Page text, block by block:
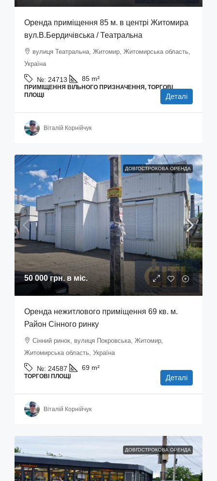
Оренда приміщення 85 м. в центрі Житомира
вул.В.Бердичівська / Театральна
вулиця Театральна, Житомир, Житомирська область,
Україна
№: 24713 85 m²
ПРИМІЩЕННЯ ВІЛЬНОГО ПРИЗНАЧЕННЯ, ТОРГОВІ
ПЛОЩІ
Деталі
Віталій Корнійчук
ДОВГОСТРОКОВА ОРЕНДА
50 000 грн.в міс.
Оренда нежитлового приміщення 69 кв. м.
Район Сінного ринку
Сінний ринок, вулиця Покровська, Житомир,
Житомирська область, Україна
№: 24587 69 m²
ТОРГОВІ ПЛОЩІ Деталі
Віталій Корнійчук
ДОВГОСТРОКОВА ОРЕНДА